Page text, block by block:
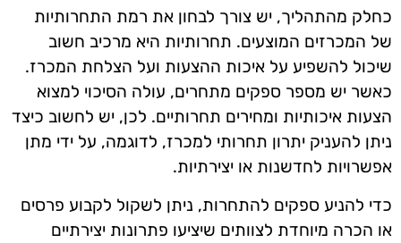
כחלק מהתהליך, יש צורך לבחון את רמת התחרותיות
של המכרזים המוצעים. תחרותיות היא מרכיב חשוב
שיכול להשפיע על איכות ההצעות ועל הצלחת המכרז.
כאשר יש מספר ספקים מתחרים, עולה הסיכוי למצוא
הצעות איכותיות ומחירים תחרותיים. לכן, יש לחשוב כיצד
ניתן להעניק יתרון תחרותי למכרז, לדוגמה, על ידי מתן
אפשרויות לחדשנות או יצירתיות.
כדי להניע ספקים להתחרות, ניתן לשקול לקבוע פרסים
או הכרה מיוחדת לצוותים שיציעו פתרונות יצירתיים